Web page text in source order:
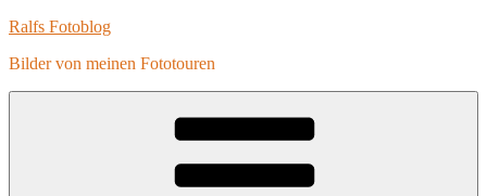
Zum
springen
Ralfs Fotoblog
Bilder von meinen Fototouren